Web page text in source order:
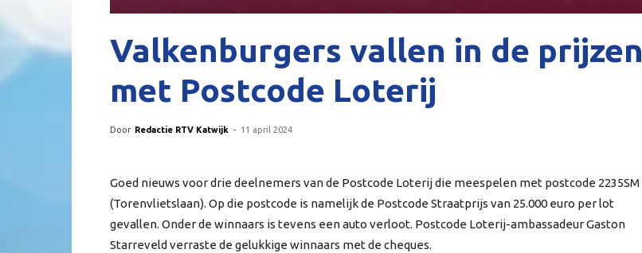
Valkenburgers vallen in de prijzen
met Postcode Loterij
Door Redactie RTV Katwijk - 11 april 2024
Goed nieuws voor drie deelnemers van de Postcode Loterij die meespelen met postcode 2235SM
(Torenvlietslaan). Op die postcode is namelijk de Postcode Straatprijs van 25.000 euro per lot
gevallen. Onder de winnaars is tevens een auto verloot. Postcode Loterij-ambassadeur Gaston
Starreveld verraste de gelukkige winnaars met de cheques.